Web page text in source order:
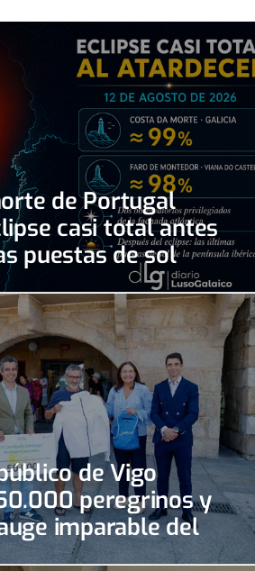
de Portugal
casi total antes
puestas de sol
de Vigo
peregrinos y
imparable del
de la Costa